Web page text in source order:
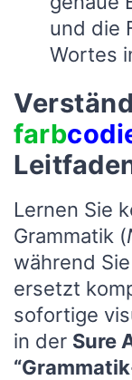
und die
Wortes
farb
Lernen Sie
Grammatik (
während
ersetzt
sofortige
in der Sure